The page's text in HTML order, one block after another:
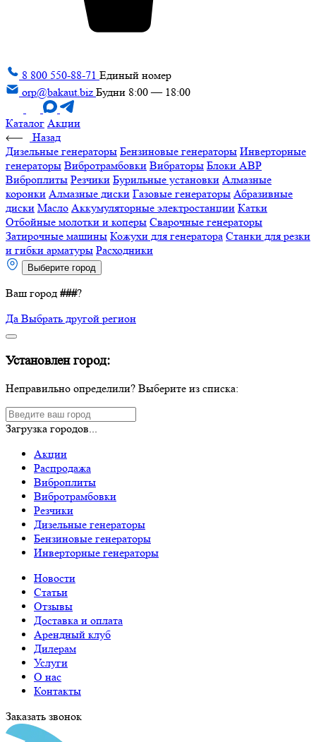
8 800 550-88-71 Единый номер
orp@bakaut.biz Будни 8:00 — 18:00
Каталог Акции
Назад
Дизельные генераторы Бензиновые генераторы Инверторные
генераторы Вибротрамбовки Вибраторы Блоки АВР
Виброплиты Резчики Бурильные установки Алмазные
коронки Алмазные диски Газовые генераторы Абразивные
диски Масло Аккумуляторные электростанции Катки
Отбойные молотки и коперы Сварочные генераторы
Затирочные машины Кожухи для генератора Станки для резки
и гибки арматуры Расходники
Выберите город
Ваш город ###?
Да Выбрать другой регион
Установлен город:
Неправильно определили? Выберите из списка:
Загрузка городов...
Акции
Распродажа
Виброплиты
Вибротрамбовки
Резчики
Дизельные генераторы
Бензиновые генераторы
Инверторные генераторы
Новости
Статьи
Отзывы
Доставка и оплата
Арендный клуб
Дилерам
Услуги
О нас
Контакты
Заказать звонок